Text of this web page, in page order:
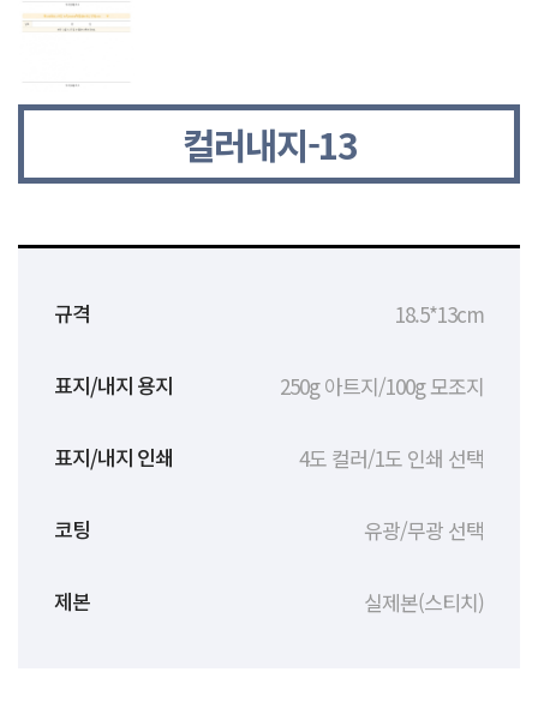
컬러내지-13
규격 18.5*13cm
표지/내지 용지 250g 아트지/100g 모조지
표지/내지 인쇄 4도 컬러/1도 인쇄 선택
코팅 유광/무광 선택
제본 실제본(스티치)